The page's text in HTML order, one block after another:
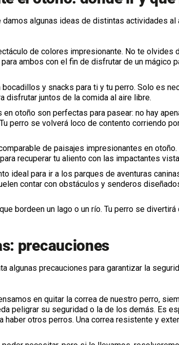
algunas ideas de distintas actividades al
de colores impresionante. No te olvides
ambos con el fin de disfrutar de un mágico
y snacks para ti y tu perro. Solo es
disfrutar juntos de la comida al aire libre.
otoño son perfectas para pasear: no hay
perro se volverá loco de contento corriendo
de paisajes impresionantes en
recuperar tu aliento con las impactantes
ideal para ir a los parques de aventuras
contar con obstáculos y senderos
bordeen un lago o un río. Tu perro se divertirá
precauciones
algunas precauciones para garantizar la
en quitar la correa de nuestro perro,
peligrar su seguridad o la de los demás. Es
haber otros perros. Una correa resistente y